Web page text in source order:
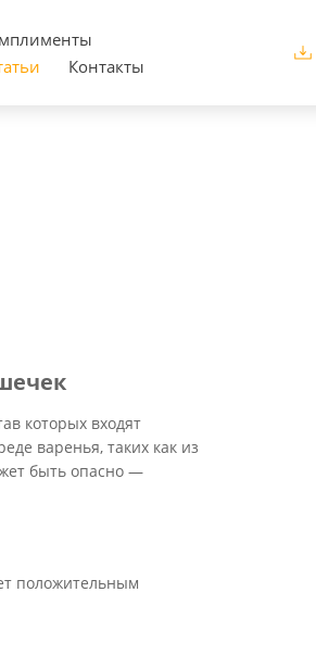
Контакты
которых входят
варенья, таких как из
быть опасно —
положительным